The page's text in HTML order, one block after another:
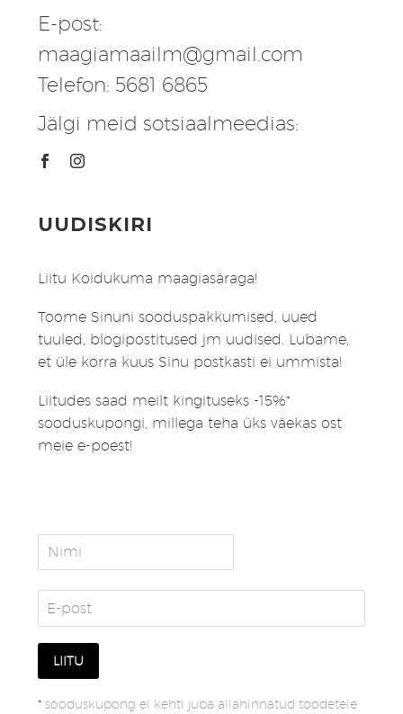
E-post:
maagiamaailm@gmail.com
Telefon: 5681 6865
Jälgi meid sotsiaalmeedias:
UUDISKIRI
Liitu Koidukuma maagiasäraga!
Toome Sinuni sooduspakkumised, uued
tuuled, blogipostitused jm uudised. Lubame,
et üle korra kuus Sinu postkasti ei ummista!
Liitudes saad meilt kingituseks -15%*
sooduskupongi, millega teha üks väekas ost
meie e-poest!
* sooduskupong ei kehti juba allahinnatud toodetele